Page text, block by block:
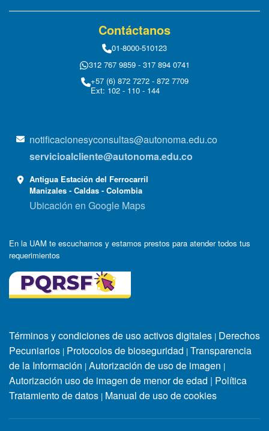
Contáctanos
01-8000-510123
312 767 9859 - 317 894 0741
+57 (6) 872 7272 - 872 7709
Ext: 102 - 110 - 144
notificacionesyconsultas@autonoma.edu.co
servicioalcliente@autonoma.edu.co
Antigua Estación del Ferrocarril
Manizales - Caldas - Colombia
Ubicación en Google Maps
En la UAM te escuchamos y estamos prestos para atender todos tus
requerimientos
Términos y condiciones de uso activos digitales | Derechos
Pecuniarios | Protocolos de bioseguridad | Transparencia
de la Información | Autorización de uso de imagen |
Autorización uso de imagen de menor de edad | Política
Tratamiento de datos | Manual de uso de cookies